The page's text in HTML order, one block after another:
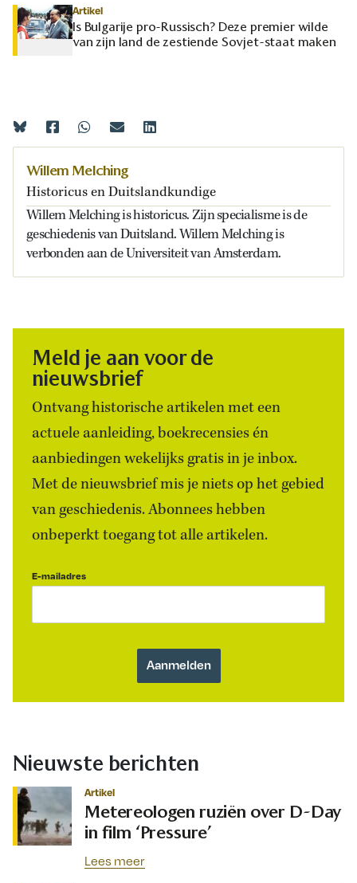
Artikel
Is Bulgarije pro-Russisch? Deze premier wilde
van zijn land de zestiende Sovjet-staat maken
Willem Melching
Historicus en Duitslandkundige
Willem Melching is historicus. Zijn specialisme is de
geschiedenis van Duitsland. Willem Melching is
verbonden aan de Universiteit van Amsterdam.
Meld je aan voor de
nieuwsbrief
Ontvang historische artikelen met een
actuele aanleiding, boekrecensies én
aanbiedingen wekelijks gratis in je inbox.
Met de nieuwsbrief mis je niets op het gebied
van geschiedenis. Abonnees hebben
onbeperkt toegang tot alle artikelen.
E-mailadres
Nieuwste berichten
Artikel
Metereologen ruziën over D-Day
in film ‘Pressure’
Lees meer